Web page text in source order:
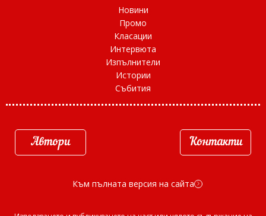
Новини
Промо
Класации
Интервюта
Изпълнители
Истории
Събития
Автори Контакти
Към пълната версия на сайта d